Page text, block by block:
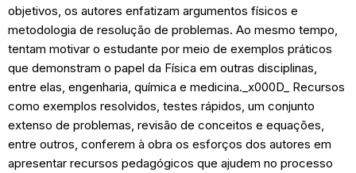
objetivos, os autores enfatizam argumentos físicos e
metodologia de resolução de problemas. Ao mesmo tempo,
tentam motivar o estudante por meio de exemplos práticos
que demonstram o papel da Física em outras disciplinas,
entre elas, engenharia, química e medicina._x000D_ Recursos
como exemplos resolvidos, testes rápidos, um conjunto
extenso de problemas, revisão de conceitos e equações,
entre outros, conferem à obra os esforços dos autores em
apresentar recursos pedagógicos que ajudem no processo